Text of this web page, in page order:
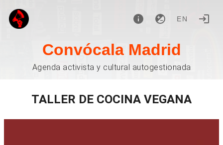
EN
Convócala Madrid
Agenda activista y cultural autogestionada
TALLER DE COCINA VEGANA